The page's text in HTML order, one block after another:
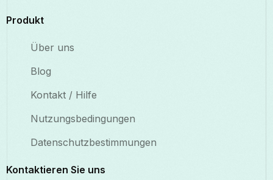
Produkt
Über uns
Blog
Kontakt / Hilfe
Nutzungsbedingungen
Datenschutzbestimmungen
Kontaktieren Sie uns